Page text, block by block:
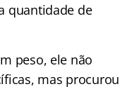
quantidade de
peso, ele não
mas procurou